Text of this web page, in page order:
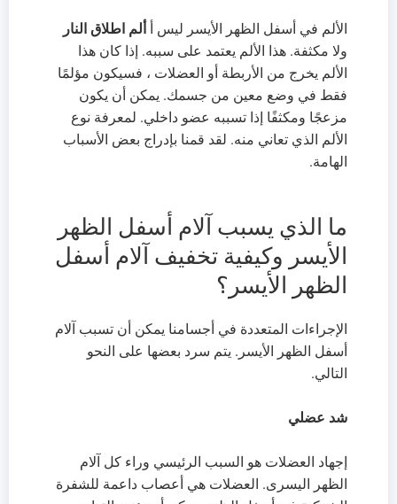
الألم في أسفل الظهر الأيسر ليس أ
ألم اطلاق النار
ولا مكثفة. هذا الألم يعتمد على سببه. إذا كان هذا
الألم يخرج من الأربطة أو العضلات ، فسيكون مؤلمًا
فقط في وضع معين من جسمك. يمكن أن يكون
مزعجًا ومكثفًا إذا تسببه عضو داخلي. لمعرفة نوع
الألم الذي تعاني منه. لقد قمنا بإدراج بعض الأسباب
الهامة.
ما الذي يسبب آلام أسفل الظهر
الأيسر وكيفية تخفيف آلام أسفل
الظهر الأيسر؟
الإجراءات المتعددة في أجسامنا يمكن أن تسبب آلام
أسفل الظهر الأيسر. يتم سرد بعضها على النحو
التالي.
شد عضلي
إجهاد العضلات هو السبب الرئيسي وراء كل آلام
الظهر اليسرى. العضلات هي أعصاب داعمة للشفرة